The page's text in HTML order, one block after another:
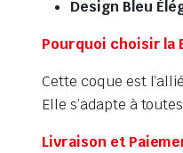
Design Bleu
Pourquoi choisir la
Cette coque est
Elle s’adapte à
Livraison et